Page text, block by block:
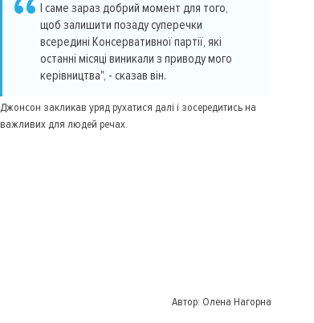
І саме зараз добрий момент для того,
щоб залишити позаду суперечки
всередині Консервативної партії, які
останні місяці виникали з приводу мого
керівництва", - сказав він.
Джонсон закликав уряд рухатися далі і зосередитись на
важливих для людей речах.
Автор: Олена Нагорна